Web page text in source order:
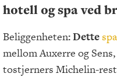
hotell og spa ved
Beliggenheten: Dette
mellom Auxerre og
tostjerners Michelin-